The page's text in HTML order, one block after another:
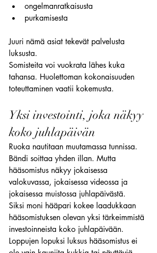
ongelmanratkaisusta
purkamisesta
Juuri nämä asiat tekevät palvelusta
luksusta.
Somisteita voi vuokrata lähes kuka
tahansa. Huolettoman kokonaisuuden
toteuttaminen vaatii kokemusta.
Yksi investointi, joka näkyy
koko juhlapäivän
Ruoka nautitaan muutamassa tunnissa.
Bändi soittaa yhden illan. Mutta
hääsomistus näkyy jokaisessa
valokuvassa, jokaisessa videossa ja
jokaisessa muistossa juhlapäivästä.
Siksi moni hääpari kokee laadukkaan
hääsomistuksen olevan yksi tärkeimmistä
investoinneista koko juhlapäivään.
Loppujen lopuksi luksus hääsomistus ei